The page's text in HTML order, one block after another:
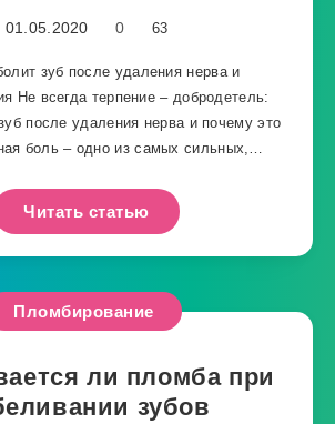
01.05.2020 0 63
зуб после удаления нерва и
Не всегда терпение – добродетель:
после удаления нерва и почему это
боль – одно из самых сильных,…
Читать статью
Пломбирование
ли пломба при
зубов